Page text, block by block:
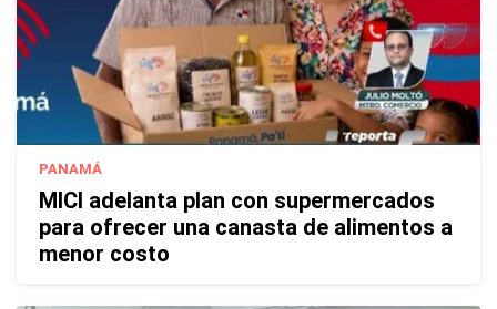
PANAMÁ
MICI adelanta plan con supermercados
para ofrecer una canasta de alimentos a
menor costo